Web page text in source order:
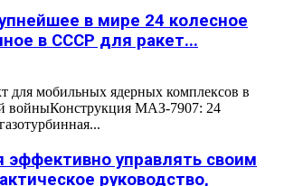
в мире 24 колесное
в СССР для ракет...
для мобильных ядерных комплексов в
войныКонструкция МАЗ-7907: 24
эффективно управлять своим
руководство,